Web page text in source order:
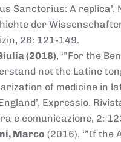
Sanctorius: A replica’,
der
26: 121-149.
(2018), ‘”For the
not the Latine
of medicine in
Expressio.
e comunicazione, 2:
Marco (2016), ‘”If the